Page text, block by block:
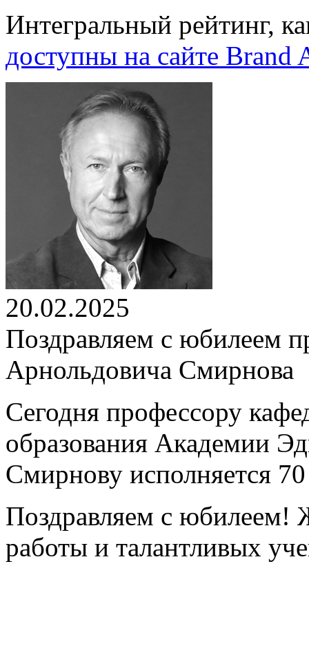
Интегральный рейтинг,
доступны на сайте Brand
20.02.2025
Поздравляем с юбилеем
Арнольдовича Смирнова
Сегодня профессору
образования Академии
Смирнову исполняется 70
Поздравляем с юбилеем!
работы и талантливых